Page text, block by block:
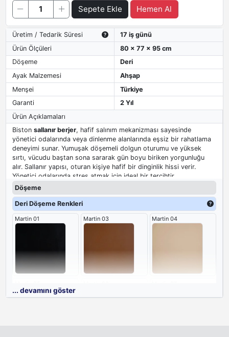
Sepete Ekle Hemen Al
Üretim / Tedarik Süresi
17 iş günü
Ürün Ölçüleri
80 x 77 x 95 cm
Döşeme
Deri
Ayak Malzemesi
Ahşap
Menşei
Türkiye
Garanti
2 Yıl
Ürün Açıklamaları
Biston sallanır berjer, hafif salınım mekanizması sayesinde
yönetici odalarında veya dinlenme alanlarında eşsiz bir rahatlama
deneyimi sunar. Yumuşak döşemeli dolgun oturumu ve yüksek
sırtı, vücudu baştan sona sararak gün boyu biriken yorgunluğu
alır. Sallanır yapısı, oturan kişiye hafif bir dinginlik hissi verir.
Yönetici odalarında stres atmak için ideal bir tercihtir.
Döşeme
Deri Döşeme Renkleri
Martin 01 Martin 03 Martin 04
... devamını göster